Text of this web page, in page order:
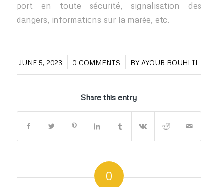
port en toute sécurité, signalisation des
dangers, informations sur la marée, etc.
JUNE 5, 2023
/ 0 COMMENTS
/ BY AYOUB BOUHLIL
Share this entry
0